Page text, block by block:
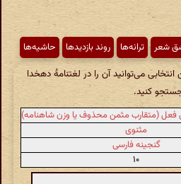
شعر ترانه‌ها روند بازدیدها حاشیه‌ها
می‌توانید آن را در لغتنامهٔ دهخدا
کنید.
فعل (متقارب مثمن محذوف یا وزن شاهنامه)
مثنوی
گنجینه فارسی
۱۰